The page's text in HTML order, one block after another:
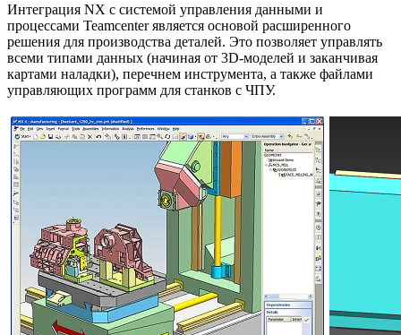
Интеграция NX с системой управления данными и
процессами Teamcenter является основой расширенного
решения для производства деталей. Это позволяет управлять
всеми типами данных (начиная от 3D-моделей и заканчивая
картами наладки), перечнем инструмента, а также файлами
управляющих программ для станков с ЧПУ.